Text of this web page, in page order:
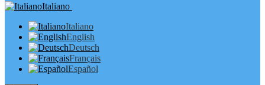
Italiano
Italiano
English
Deutsch
Français
Español